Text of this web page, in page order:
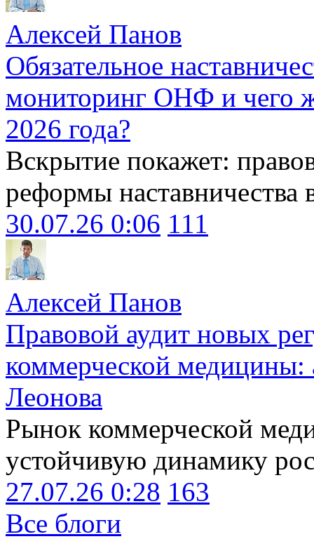
Алексей Панов
Обязательное
мониторинг ОНФ и чего
2026 года?
Вскрытие покажет:
реформы наставничества
30.07.26 0:06 111
Алексей Панов
Правовой аудит новых
коммерческой медицины:
Леонова
Рынок коммерческой
устойчивую динамику
27.07.26 0:28 163
Все блоги